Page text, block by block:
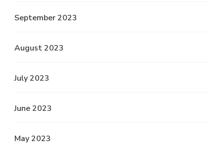
September 2023
August 2023
July 2023
June 2023
May 2023